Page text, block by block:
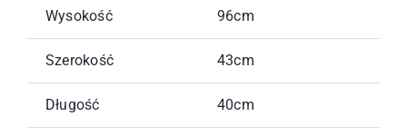
Wysokość 96cm
Szerokość 43cm
Długość 40cm